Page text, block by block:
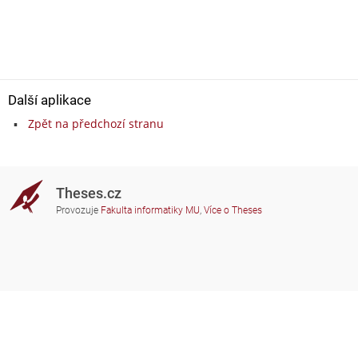
Další aplikace
Zpět na předchozí stranu
Theses.cz
Provozuje Fakulta informatiky MU, Více o Theses